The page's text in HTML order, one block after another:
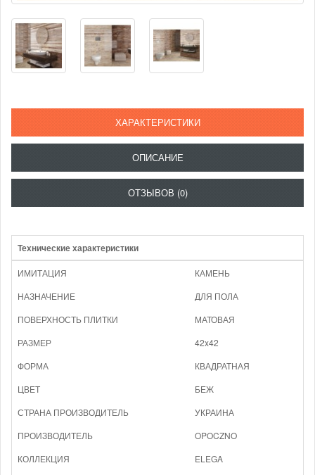
ХАРАКТЕРИСТИКИ
ОПИСАНИЕ
ОТЗЫВОВ (0)
Технические характеристики
ИМИТАЦИЯ
КАМЕНЬ
НАЗНАЧЕНИЕ
ДЛЯ ПОЛА
ПОВЕРХНОСТЬ ПЛИТКИ
МАТОВАЯ
РАЗМЕР
42x42
ФОРМА
КВАДРАТНАЯ
ЦВЕТ
БЕЖ
СТРАНА ПРОИЗВОДИТЕЛЬ
УКРАИНА
ПРОИЗВОДИТЕЛЬ
OPOCZNO
КОЛЛЕКЦИЯ
ELEGA